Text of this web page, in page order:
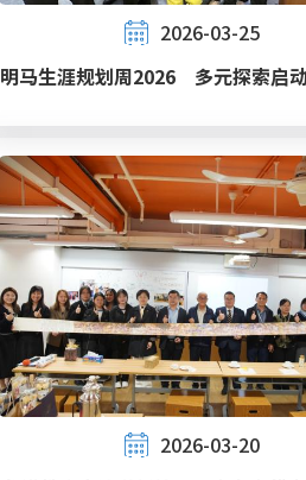
2026-03-25
明马生涯规划周2026 多元探索启
2026-03-20